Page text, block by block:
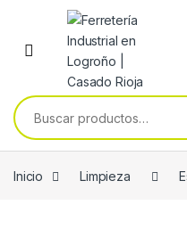
Skip to navigation
Skip to content
Buscar por:
Inicio Limpieza